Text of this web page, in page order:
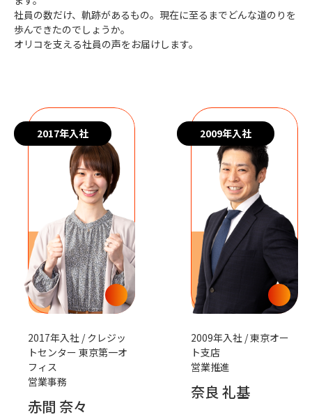
社員の数だけ、軌跡があるもの。現在に至るまでどんな道のりを
歩んできたのでしょうか。
オリコを支える社員の声をお届けします。
2017年入社
2017年入社 / クレジッ
トセンター 東京第一オ
フィス
営業事務
赤間 奈々
2009年入社
2009年入社 / 東京オー
ト支店
営業推進
奈良 礼基